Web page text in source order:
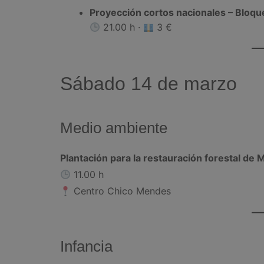
Proyección cortos nacionales –
21.00 h ·
3 €
Sábado 14 de marzo
Medio ambiente
Plantación para la restauración forestal de
11.00 h
Centro Chico Mendes
Infancia